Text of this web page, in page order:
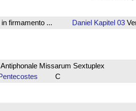
firmamento ... DanielKapitel 03
Missarum Sextuplex
C